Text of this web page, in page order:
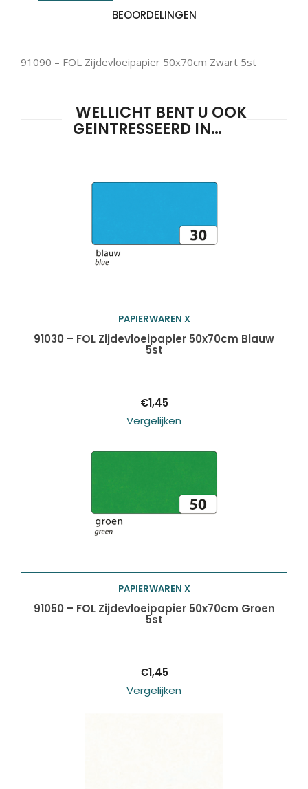
BEOORDELINGEN
91090 – FOL Zijdevloeipapier 50x70cm Zwart 5st
WELLICHT BENT U OOK
GEINTRESSEERD IN…
Toevoegen aan
PAPIERWAREN X
91030 – FOL Zijdevloeipapier 50x70cm Blauw
5st
€1,45
Vergelijken
Toevoegen aan
PAPIERWAREN X
91050 – FOL Zijdevloeipapier 50x70cm Groen
5st
€1,45
Vergelijken
zoeken ZOEKEN